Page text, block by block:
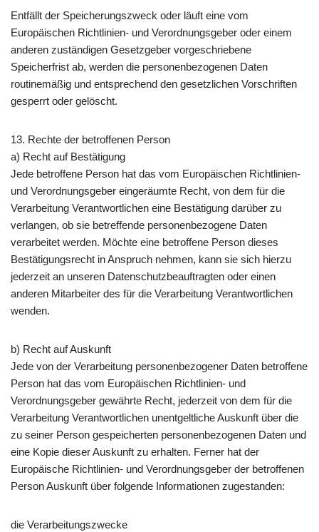
Entfällt der Speicherungszweck oder läuft eine vom
Europäischen Richtlinien- und Verordnungsgeber oder einem
anderen zuständigen Gesetzgeber vorgeschriebene
Speicherfrist ab, werden die personenbezogenen Daten
routinemäßig und entsprechend den gesetzlichen Vorschriften
gesperrt oder gelöscht.
13. Rechte der betroffenen Person
a) Recht auf Bestätigung
Jede betroffene Person hat das vom Europäischen Richtlinien-
und Verordnungsgeber eingeräumte Recht, von dem für die
Verarbeitung Verantwortlichen eine Bestätigung darüber zu
verlangen, ob sie betreffende personenbezogene Daten
verarbeitet werden. Möchte eine betroffene Person dieses
Bestätigungsrecht in Anspruch nehmen, kann sie sich hierzu
jederzeit an unseren Datenschutzbeauftragten oder einen
anderen Mitarbeiter des für die Verarbeitung Verantwortlichen
wenden.
b) Recht auf Auskunft
Jede von der Verarbeitung personenbezogener Daten betroffene
Person hat das vom Europäischen Richtlinien- und
Verordnungsgeber gewährte Recht, jederzeit von dem für die
Verarbeitung Verantwortlichen unentgeltliche Auskunft über die
zu seiner Person gespeicherten personenbezogenen Daten und
eine Kopie dieser Auskunft zu erhalten. Ferner hat der
Europäische Richtlinien- und Verordnungsgeber der betroffenen
Person Auskunft über folgende Informationen zugestanden:
die Verarbeitungszwecke